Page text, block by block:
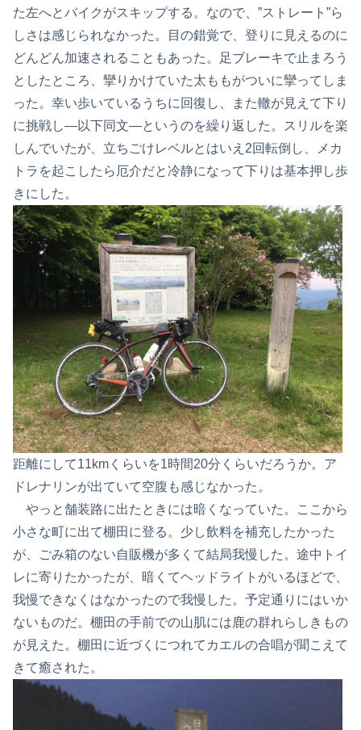
た左へとバイクがスキップする。なので、”ストレート”ら
しさは感じられなかった。目の錯覚で、登りに見えるのに
どんどん加速されることもあった。足ブレーキで止まろう
としたところ、攣りかけていた太ももがついに攣ってしま
った。幸い歩いているうちに回復し、また轍が見えて下り
に挑戦し―以下同文―というのを繰り返した。スリルを楽
しんでいたが、立ちごけレベルとはいえ2回転倒し、メカ
トラを起こしたら厄介だと冷静になって下りは基本押し歩
きにした。
距離にして11kmくらいを1時間20分くらいだろうか。ア
ドレナリンが出ていて空腹も感じなかった。
やっと舗装路に出たときには暗くなっていた。ここから
小さな町に出て棚田に登る。少し飲料を補充したかった
が、ごみ箱のない自販機が多くて結局我慢した。途中トイ
レに寄りたかったが、暗くてヘッドライトがいるほどで、
我慢できなくはなかったので我慢した。予定通りにはいか
ないものだ。棚田の手前での山肌には鹿の群れらしきもの
が見えた。棚田に近づくにつれてカエルの合唱が聞こえて
きて癒された。